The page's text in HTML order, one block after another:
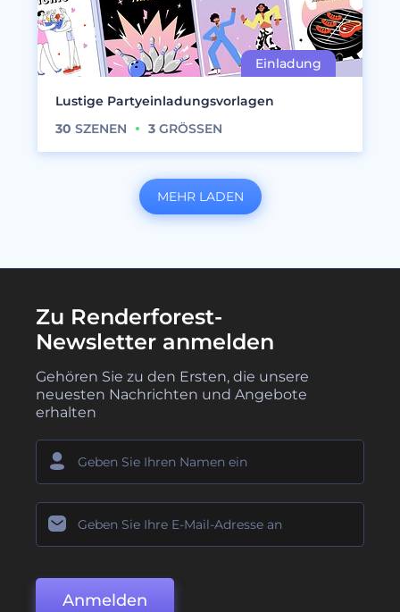
Lustige Partyeinladungsvorlagen
30 SZENEN 3 GRÖSSEN
MEHR LADEN
Zu Renderforest-
Newsletter anmelden
Gehören Sie zu den Ersten, die unsere
neuesten Nachrichten und Angebote
erhalten
Anmelden